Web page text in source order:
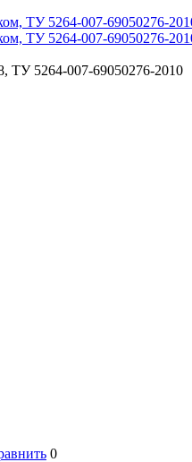
ТУ 5264-007-69050276-2010
0